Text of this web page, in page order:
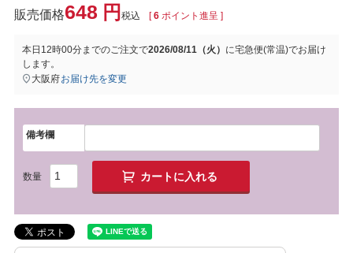
648 税込 [ 6 ポイント進呈 ]
本日 12時00分までのご注文で2026/08/11（火） に宅急便(常温)でお届け
します。
大阪府お届け先を変更
備考欄
カートに入れる